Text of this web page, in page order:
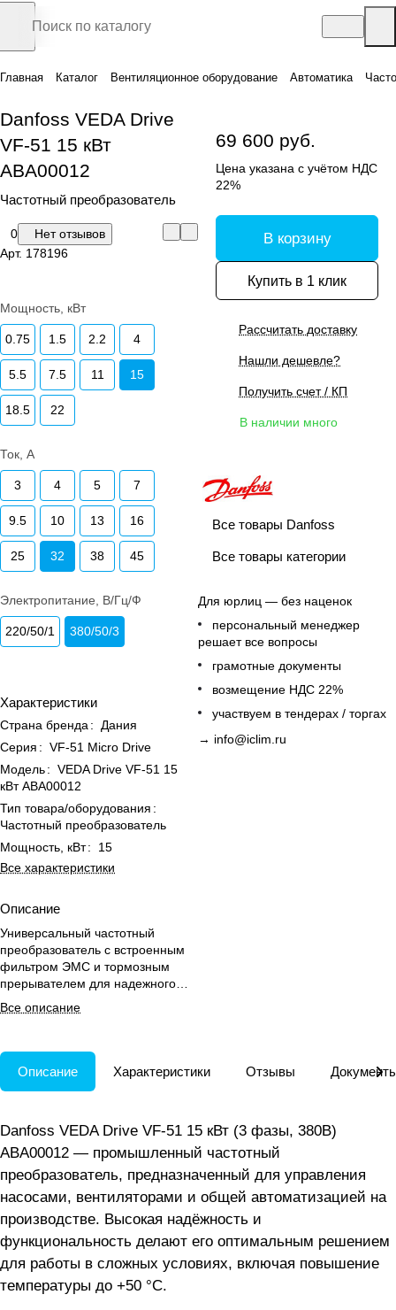
Главная Каталог Вентиляционное оборудование Автоматика
Danfoss VEDA Drive
VF-51 15 кВт
ABA00012
Частотный преобразователь
0
Нет отзывов
Арт. 178196
Мощность, кВт
0.75 1.5 2.2 4
5.5 7.5 11 15
18.5 22
Ток, А
3 4 5 7
9.5 10 13 16
25 32 38 45
Электропитание, В/Гц/Ф
220/50/1 380/50/3
Характеристики
Страна бренда :
Дания
Серия : VF-51 Micro Drive
Модель: VEDA Drive VF-51 15
кВт ABA00012
Тип товара/оборудования :
Частотный преобразователь
Мощность, кВт:
15
Все характеристики
Описание
Универсальный частотный
преобразователь с встроенным
фильтром ЭМС и тормозным
прерывателем для надежного
управления насосами и
вентиляторами при температуре
Все описание
69 600 руб.
Цена указана с учётом НДС
22%
В корзину
Купить в 1 клик
Рассчитать доставку
Нашли дешевле?
Получить счет / КП
В наличии много
Все товары Danfoss
Все товары категории
Для юрлиц — без наценок
персональный менеджер
решает все вопросы
грамотные документы
возмещение НДС 22%
участвуем в тендерах / торгах
→ info@iclim.ru
Описание Характеристики Отзывы
Danfoss VEDA Drive VF-51 15 кВт (3 фазы, 380В)
ABA00012 — промышленный частотный
преобразователь, предназначенный для управления
насосами, вентиляторами и общей автоматизацией на
производстве. Высокая надёжность и
функциональность делают его оптимальным решением
для работы в сложных условиях, включая повышение
температуры до +50 °С.